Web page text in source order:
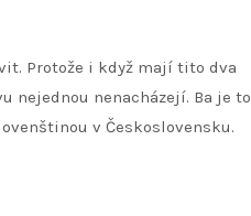
Protože i když mají tito dva
nejednou nenacházejí. Ba je
v Československu.